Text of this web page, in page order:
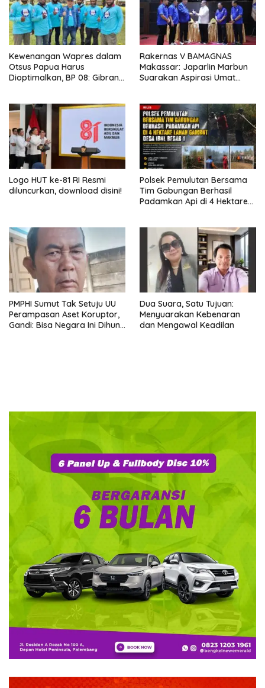
Kewenangan Wapres dalam
Otsus Papua Harus
Dioptimalkan, BP 08: Gibran
Kesejahteraan Papua
Rakernas V BAMAGNAS
Makassar: Japarlin Marbun
Suarakan Aspirasi Umat
Logo HUT ke-81 RI Resmi
diluncurkan, download disini!
Polsek Pemulutan Bersama
Tim Gabungan Berhasil
Padamkan Api di 4 Hektare
PMPHI Sumut Tak Setuju UU
Perampasan Aset Koruptor,
Gandi: Bisa Negara Ini Dihuni
Dua Suara, Satu Tujuan:
Menyuarakan Kebenaran
dan Mengawal Keadilan